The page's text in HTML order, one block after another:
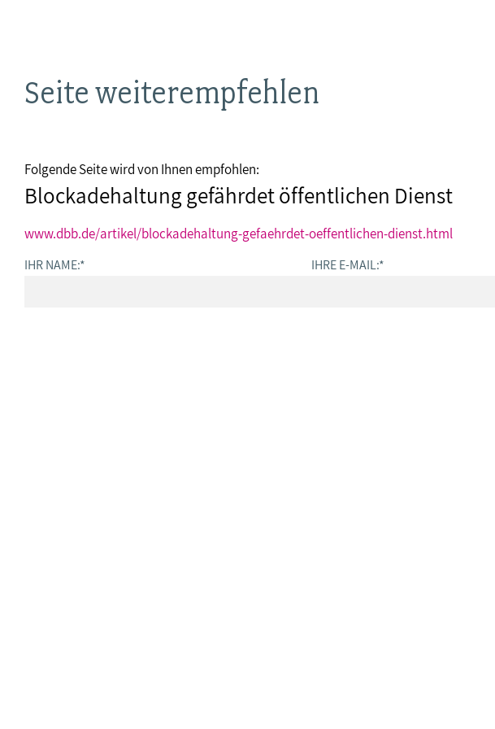
Seite weiterempfehlen
Folgende Seite wird von Ihnen empfohlen:
Blockadehaltung gefährdet öffentlichen Dienst
www.dbb.de/artikel/blockadehaltung-gefaehrdet-oeffentlichen-dienst.html
IHR NAME:* IHRE E-MAIL:*